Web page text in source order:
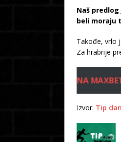
Naš
beli moraju
Takođe, vrlo
Za hrabrije
IDI NA
Izvor: Tip